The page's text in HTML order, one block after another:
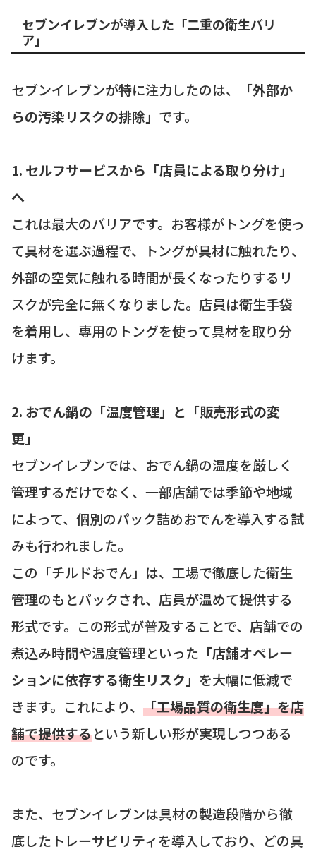
セブンイレブンが導入した「二重の衛生バリ
ア」
セブンイレブンが特に注力したのは、
「外部か
らの汚染リスクの排除」 です。
1. セルフサービスから「店員による取り分け」
へ
これは最大のバリアです。お客様がトングを使っ
て具材を選ぶ過程で、トングが具材に触れたり、
外部の空気に触れる時間が長くなったりするリ
スクが完全に無くなりました。店員は衛生手袋
を着用し、専用のトングを使って具材を取り分
けます。
2. おでん鍋の「温度管理」と「販売形式の変
更」
セブンイレブンでは、おでん鍋の温度を厳しく
管理するだけでなく、一部店舗では季節や地域
によって、個別のパック詰めおでんを導入する試
みも行われました。
この「チルドおでん」は、工場で徹底した衛生
管理のもとパックされ、店員が温めて提供する
形式です。この形式が普及することで、店舗での
煮込み時間や温度管理といった 「店舗オペレー
ションに依存する衛生リスク」 を大幅に低減で
きます。これにより、 「工場品質の衛生度」を店
舗で提供するという新しい形が実現しつつある
のです。
また、セブンイレブンは具材の製造段階から徹
底したトレーサビリティを導入しており、どの具